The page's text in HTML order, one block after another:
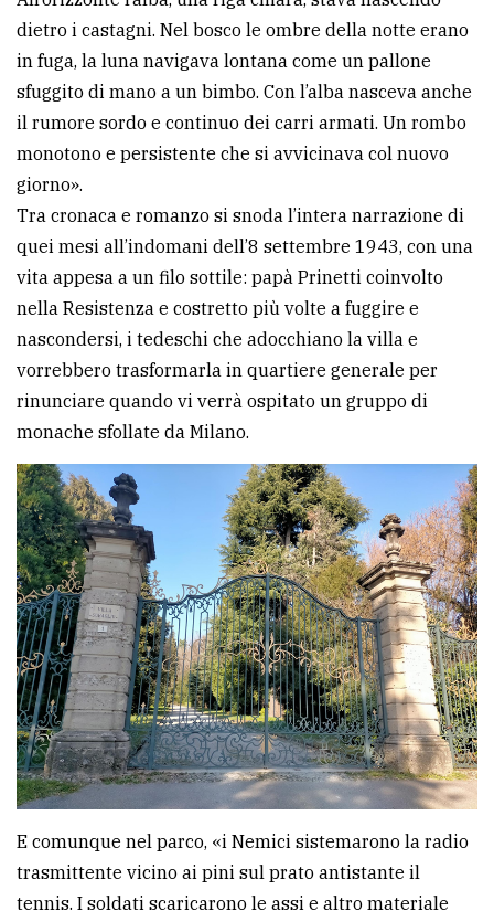
dietro i castagni. Nel bosco le ombre della notte erano
in fuga, la luna navigava lontana come un pallone
sfuggito di mano a un bimbo. Con l’alba nasceva anche
il rumore sordo e continuo dei carri armati. Un rombo
monotono e persistente che si avvicinava col nuovo
giorno».
Tra cronaca e romanzo si snoda l’intera narrazione di
quei mesi all’indomani dell’8 settembre 1943, con una
vita appesa a un filo sottile: papà Prinetti coinvolto
nella Resistenza e costretto più volte a fuggire e
nascondersi, i tedeschi che adocchiano la villa e
vorrebbero trasformarla in quartiere generale per
rinunciare quando vi verrà ospitato un gruppo di
monache sfollate da Milano.
E comunque nel parco, «i Nemici sistemarono la radio
trasmittente vicino ai pini sul prato antistante il
tennis. I soldati scaricarono le assi e altro materiale